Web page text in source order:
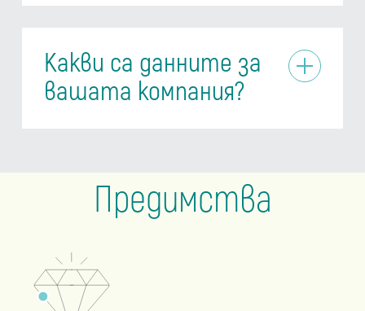
Какви са данните за
вашата компания?
Предимства